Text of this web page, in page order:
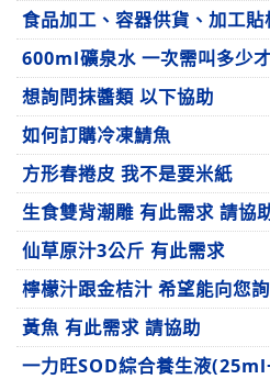
食品加工、容器供貨、加工貼
600ml礦泉水 一次需叫多少
想詢問抹醬類 以下協助
如何訂購冷凍鯖魚
方形春捲皮 我不是要米紙
生食雙背潮雕 有此需求 請協
仙草原汁3公斤 有此需求
檸檬汁跟金桔汁 希望能向您詢
黃魚 有此需求 請協助
一力旺SOD綜合養生液